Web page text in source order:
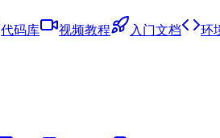
代码库 视频教程 入门文档
环